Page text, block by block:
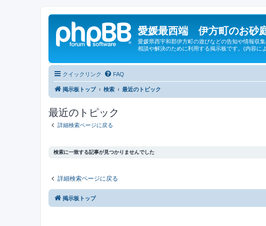
愛媛最西端 伊方町のお砂
愛媛県西宇和郡伊方町の遊びなどの告知や情報収
相談や解決のために利用する掲示板です。(内容に
クイックリンク FAQ
掲示板トップ 検索 最近のトピック
最近のトピック
詳細検索ページに戻る
検索に一致する記事が見つかりませんでした
詳細検索ページに戻る
掲示板トップ